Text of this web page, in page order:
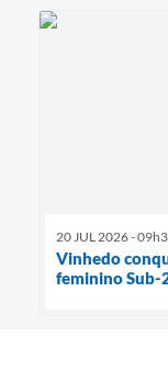
20 JUL 2026 -
Vinhedo
feminino Sub-